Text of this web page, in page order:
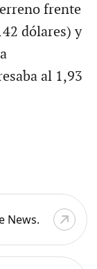
frente
dólares) y
al 1,93
News.